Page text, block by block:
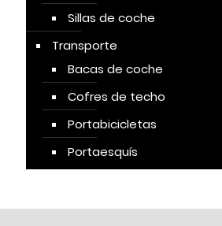
Sillas de coche
Transporte
Bacas de coche
Cofres de techo
Portabicicletas
Portaesquís